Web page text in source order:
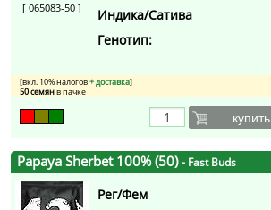
[ 065083-50 ]
Индика/Сатива
Генотип:
[вкл. 10% налогов+ доставка]
50 семянв пачке
купить
Papaya Sherbet 100% (50)- Fast Buds
Рег/Фем